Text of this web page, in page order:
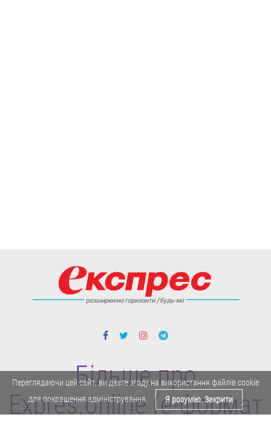
Більше про
Expres.online (e-формат
Переглядаючи цей сайт, ви даєте згоду на використання файлів cookie
для покращення адміністрування.
Я розумію. Закрити